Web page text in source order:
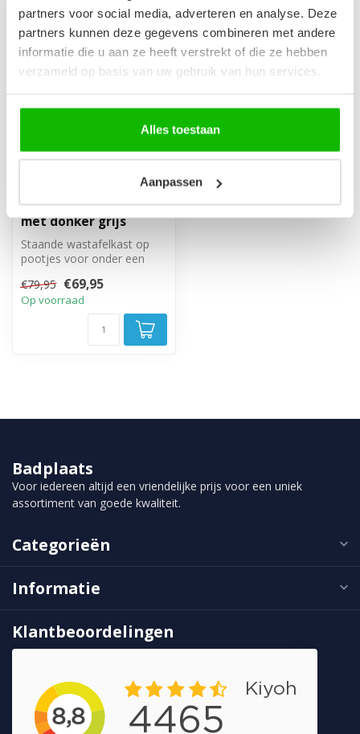
partners voor social media, adverteren en analyse. Deze
partners kunnen deze gegevens combineren met andere
informatie die u aan ze heeft verstrekt of die ze hebben
verzameld op basis van uw gebruik van hun services.
Alles toestaan
Aanpassen
-13%
cm - kastanje eiken
met donker grijs
Staande wastafelkast op
pootjes voor onder een
één draaid...
€79,95 €69,95
Op voorraad
Badplaats
Voor iedereen altijd een vriendelijke prijs voor een uniek
assortiment van goede kwaliteit.
Categorieën
Informatie
Klantbeoordelingen